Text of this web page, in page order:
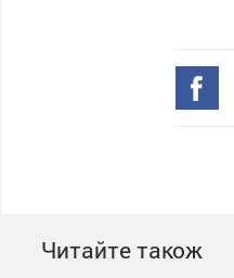
Читайте також